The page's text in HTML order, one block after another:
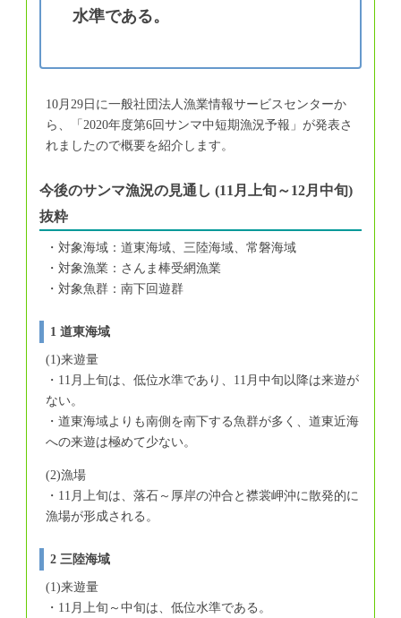
水準である。
10月29日に一般社団法人漁業情報サービスセンターか
ら、「2020年度第6回サンマ中短期漁況予報」が発表さ
れましたので概要を紹介します。
今後のサンマ漁況の見通し (11月上旬～12月中旬)
抜粋
・対象海域：道東海域、三陸海域、常磐海域
・対象漁業：さんま棒受網漁業
・対象魚群：南下回遊群
1 道東海域
(1)来遊量
・11月上旬は、低位水準であり、11月中旬以降は来遊が
ない。
・道東海域よりも南側を南下する魚群が多く、道東近海
への来遊は極めて少ない。
(2)漁場
・11月上旬は、落石～厚岸の沖合と襟裳岬沖に散発的に
漁場が形成される。
2 三陸海域
(1)来遊量
・11月上旬～中旬は、低位水準である。